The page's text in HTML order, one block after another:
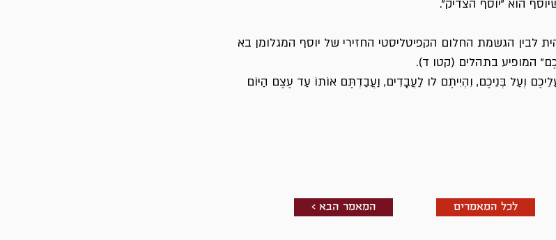
הוא "יוסף הצדיק".
לבין הגשמת החלום הקפיטליסטי החזירי של יוסף המגלומן בא
המופיע בתהלים (קטו ד).
וְעַל בְּנֵיכֶם, וִהְיִיתֶם לו לַעֲבָדִים, וַעֲבַדְתֶּם אוֹתוֹ עַד עֶצֶם הַיּוֹם
< המאמר הבא לכל המאמרים